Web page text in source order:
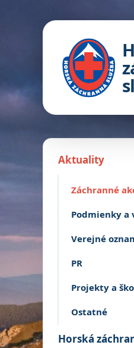
Aktuality
Záchranné
Podmienky a
Verejné
PR
Projekty a
Ostatné
Horská